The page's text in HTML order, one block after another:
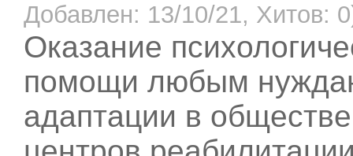
Добавлен: 13/10/21, Хитов:
Оказание
помощи любым
адаптации в